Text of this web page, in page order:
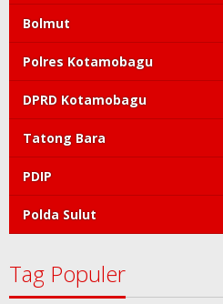
Bolmut
Polres Kotamobagu
DPRD Kotamobagu
Tatong Bara
PDIP
Polda Sulut
Tag Populer